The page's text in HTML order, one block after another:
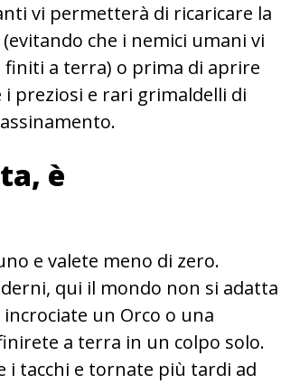
vi permetterà di ricaricare la
che i nemici umani vi
a terra) o prima di aprire
preziosi e rari grimaldelli di
è
e valete meno di zero.
qui il mondo non si adatta
un Orco o una
a terra in un colpo solo.
i tacchi e tornate più tardi ad